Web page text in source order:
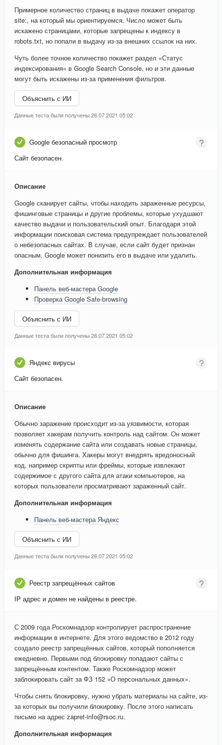
Примерное количество страниц в выдаче покажет оператор
site:, на который мы ориентируемся. Число может быть
искажено страницами, которые запрещены к индексу в
robots.txt, но попали в выдачу из-за внешних ссылок на них.
Чуть более точное количество покажет раздел «Статус
индексирования» в Google Search Console, но и эти данные
могут быть искажены из-за применения фильтров.
Объяснить с ИИ
Данные теста были получены 26.07.2021 05:02
Google безопасный просмотр
Сайт безопасен.
Описание
Google сканирует сайты, чтобы находить зараженные ресурсы,
фишинговые страницы и другие проблемы, которые ухудшают
качество выдачи и пользовательский опыт. Благодаря этой
информации поисковая система предупреждает пользователей
о небезопасных сайтах. В случае, если сайт будет признан
опасным, Google может понизить его в выдаче или удалить.
Дополнительная информация
Панель веб-мастера Google
Проверка Google Safe-browsing
Объяснить с ИИ
Данные теста были получены 26.07.2021 05:02
Яндекс вирусы
Сайт безопасен.
Описание
Обычно заражение происходит из-за уязвимости, которая
позволяет хакерам получить контроль над сайтом. Он может
изменять содержание сайта или создавать новые страницы,
обычно для фишинга. Хакеры могут внедрять вредоносный
код, например скрипты или фреймы, которые извлекают
содержимое с другого сайта для атаки компьютеров, на
которых пользователи просматривают зараженный сайт.
Дополнительная информация
Панель веб-мастера Яндекс
Объяснить с ИИ
Данные теста были получены 26.07.2021 05:02
Реестр запрещённых сайтов
IP адрес и домен не найдены в реестре.
С 2009 года Роскомнадзор контролирует распространение
информации в интернете. Для этого ведомство в 2012 году
создало реестр запрещённых сайтов, который пополняется
ежедневно. Первыми под блокировку попадают сайты с
запрещённым контентом. Также Роскомнадзор может
заблокировать сайт за ФЗ 152 «О персональных данных».
Чтобы снять блокировку, нужно убрать материалы на сайте, из-
за которых вы получили блокировку. После этого написать
письмо на адрес zapret-info@rsoc.ru.
Дополнительная информация